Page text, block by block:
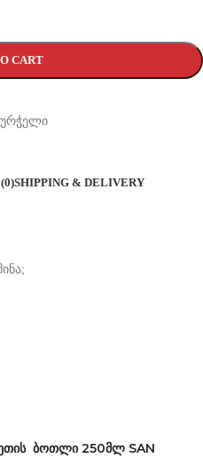
CART
SHIPPING & DELIVERY
ბოთლი 250მლ SAN